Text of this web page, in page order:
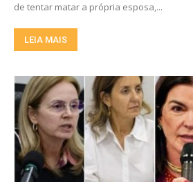
de tentar matar a própria esposa,...
LEIA MAIS